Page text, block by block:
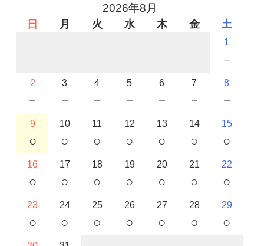
2026年8月
日 月 火 水 木 金 土
1
－
2
－
3
－
4
－
5
－
6
－
7
－
8
－
9
○
10
○
11
○
12
○
13
○
14
○
15
○
16
○
17
○
18
○
19
○
20
○
21
○
22
○
23
○
24
○
25
○
26
○
27
○
28
○
29
○